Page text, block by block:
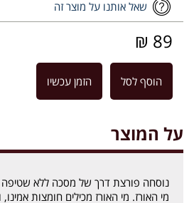
שאל אותנו על מוצר זה
89 ₪
הוסף לסל הזמן עכשיו
על המוצר
נוסחה פורצת דרך של מסכה ללא